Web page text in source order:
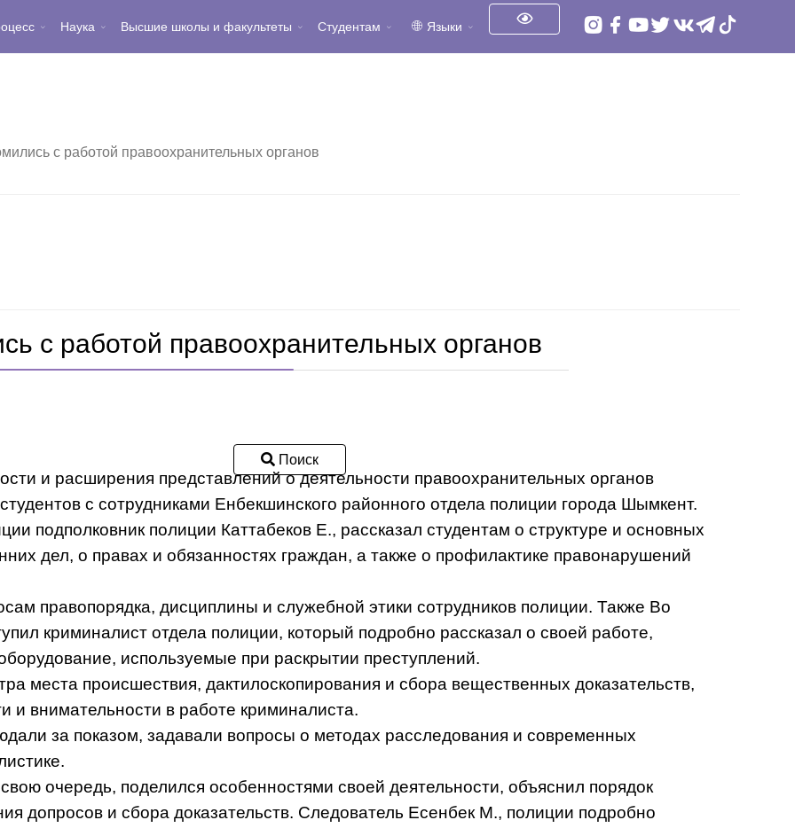
Наука Высшие школы и факультеты Студентам Языки
Поиск
с работой правоохранительных органов
с работой правоохранительных органов
и расширения представлений о деятельности правоохранительных органов
с сотрудниками Енбекшинского районного отдела полиции города Шымкент.
подполковник полиции Каттабеков Е., рассказал студентам о структуре и основных
дел, о правах и обязанностях граждан, а также о профилактике правонарушений
правопорядка, дисциплины и служебной этики сотрудников полиции. Также Во
криминалист отдела полиции, который подробно рассказал о своей работе,
используемые при раскрытии преступлений.
места происшествия, дактилоскопирования и сбора вещественных доказательств,
и внимательности в работе криминалиста.
за показом, задавали вопросы о методах расследования и современных
очередь, поделился особенностями своей деятельности, объяснил порядок
допросов и сбора доказательств. Следователь Есенбек М., полиции подробно